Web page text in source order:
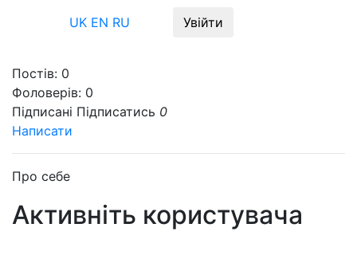
UK EN RU Увійти
Постів: 0
Фоловерів: 0
Підписані Підписатись 0
Написати
Про себе
Активніть користувача